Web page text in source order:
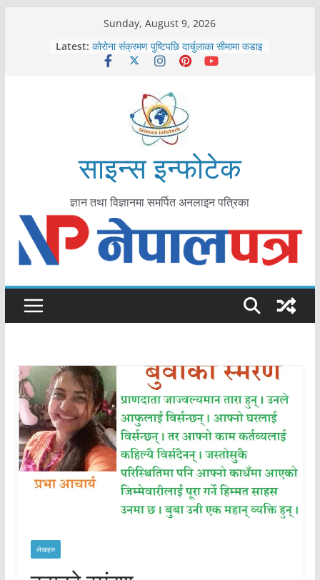
Sunday, August 9, 2026
Latest:
काभ्रेपलाञ्चोकमा आयुर्वेद स्वास्थ्योपचारतर्फ
आकर्षण बढ्दै
कोरोना संक्रमण पुष्टिपछि दार्चुलाका सीमामा कडाइ
मकवानपुरमा खोरेत रोग विरुद्धको खोप लगाउन
आयुर्वेद चिकित्सा प्रणालीको भूमिका महत्वपूर्ण छ :
मुख्यमन्त्री शाह
साइन्स इन्फोटेक
ज्ञान तथा विज्ञानमा समर्पित अनलाइन पत्रिका
लेखहरु